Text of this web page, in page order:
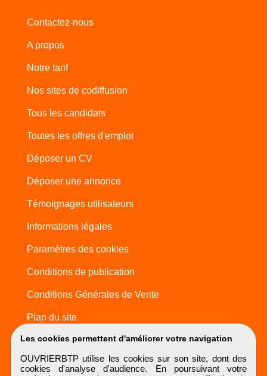
Les cookies permettent d'améliorer votre navigation
OUVRIERBTP utilise les cookies sur son site, dont des
cookies d'analyse d'audience. En poursuivant votre
Contactez-nous
A propos
Notre tarif
Nos sites de codiffusion
Tous les candidats
Toutes les offres d'emploi
Déposer un CV
Déposer une annonce
Témoignages utilisateurs
Informations légales
Paramètres des cookies
Conditions de publication
Conditions Générales de Vente
Plan du site